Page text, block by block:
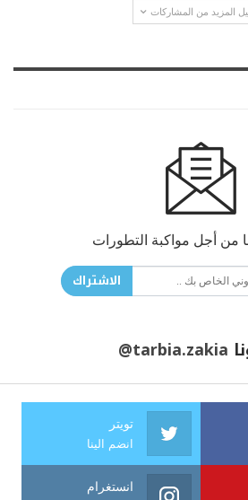
المزيد من المشاركات
من أجل مواكبة التطورات
الاشتراك
@tarbia.zakia
تويتر
انضم الينا
انستغرام